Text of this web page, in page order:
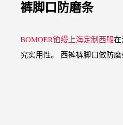
裤脚口防磨条
BOMOER铂缦上海定制西服在
究实用性。 西裤裤脚口做防磨